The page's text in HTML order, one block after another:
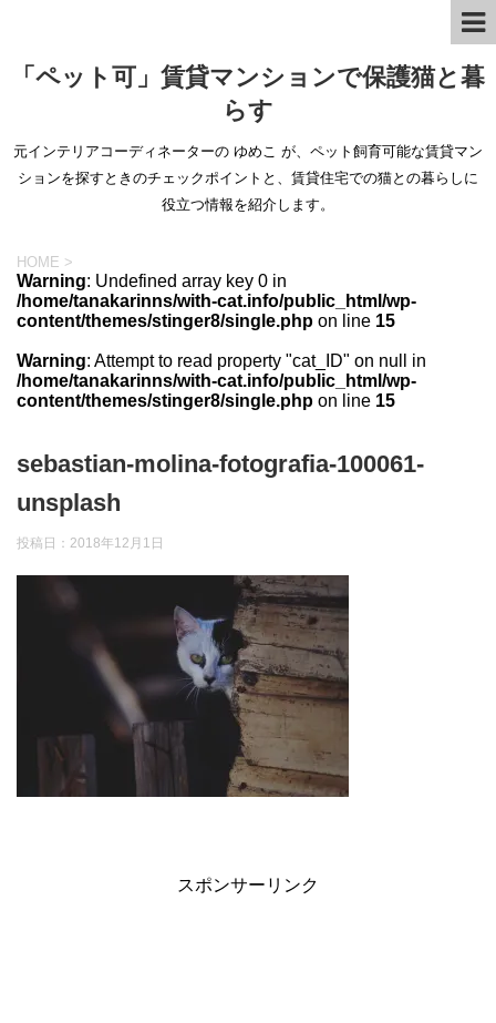
「ペット可」賃貸マンションで保護猫と暮
らす
元インテリアコーディネーターの ゆめこ が、ペット飼育可能な賃貸マン
ションを探すときのチェックポイントと、賃貸住宅での猫との暮らしに
役立つ情報を紹介します。
HOME >
Warning: Undefined array key 0 in
/home/tanakarinns/with-cat.info/public_html/wp-
content/themes/stinger8/single.php on line 15
Warning: Attempt to read property "cat_ID" on null in
/home/tanakarinns/with-cat.info/public_html/wp-
content/themes/stinger8/single.php on line 15
sebastian-molina-fotografia-100061-
unsplash
投稿日： 2018年12月1日
スポンサーリンク